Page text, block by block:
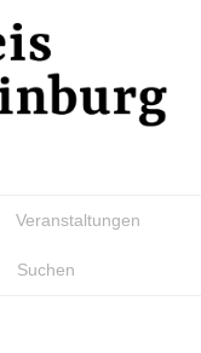
Veranstaltungen
Suchen